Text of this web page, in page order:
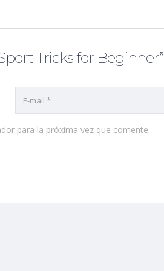
Tricks for Beginner”
para la próxima vez que comente.